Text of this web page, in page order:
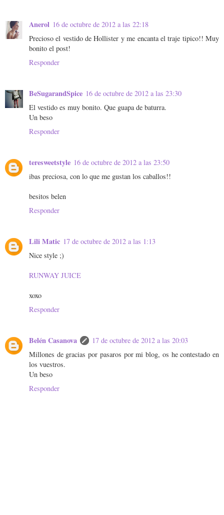
Anerol 16 de octubre de 2012 a las 22:18
Precioso el vestido de Hollister y me encanta el traje tipico!! Muy
bonito el post!
Responder
BeSugarandSpice 16 de octubre de 2012 a las 23:30
El vestido es muy bonito. Que guapa de baturra.
Un beso
Responder
teresweetstyle 16 de octubre de 2012 a las 23:50
ibas preciosa, con lo que me gustan los caballos!!
besitos belen
Responder
Lili Matic 17 de octubre de 2012 a las 1:13
Nice style ;)
RUNWAY JUICE
xoxo
Responder
Belén Casanova
17 de octubre de 2012 a las 20:03
Millones de gracias por pasaros por mi blog, os he contestado en
los vuestros.
Un beso
Responder